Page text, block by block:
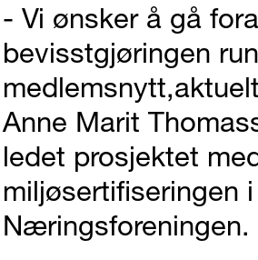
- Vi ønsker å gå
bevisstgjøringen
Anne Marit
ledet prosjektet
miljøsertifiseringen i
Næringsforeningen.